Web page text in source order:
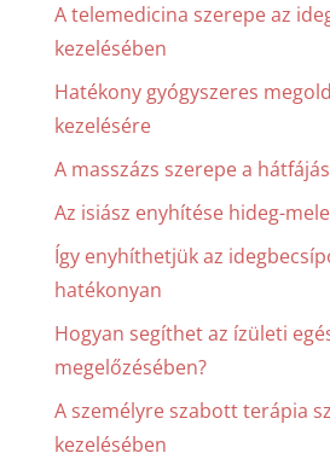
A telemedicina szerepe az
kezelésében
Hatékony gyógyszeres
kezelésére
A masszázs szerepe a
Az isiász enyhítése hideg-
Így enyhíthetjük az
hatékonyan
Hogyan segíthet az ízületi
megelőzésében?
A személyre szabott terápia
kezelésében